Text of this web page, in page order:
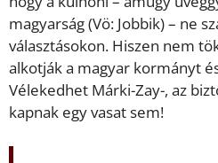
magyarság (Vö: Jobbik) – ne
választásokon. Hiszen nem
alkotják a magyar kormányt
Vélekedhet Márki-Zay-, az
kapnak egy vasat sem!